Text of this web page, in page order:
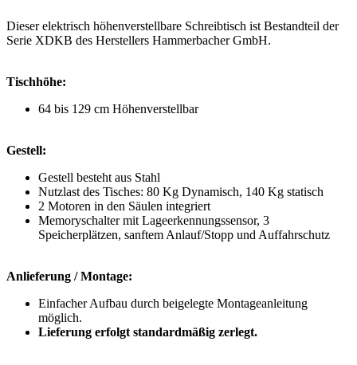
Dieser elektrisch höhenverstellbare Schreibtisch ist Bestandteil der
Serie XDKB des Herstellers Hammerbacher GmbH.
Tischhöhe:
64 bis 129 cm Höhenverstellbar
Gestell:
Gestell besteht aus Stahl
Nutzlast des Tisches: 80 Kg Dynamisch, 140 Kg statisch
2 Motoren in den Säulen integriert
Memoryschalter mit Lageerkennungssensor, 3
Speicherplätzen, sanftem Anlauf/Stopp und Auffahrschutz
Anlieferung / Montage:
Einfacher Aufbau durch beigelegte Montageanleitung
möglich.
Lieferung erfolgt standardmäßig zerlegt.